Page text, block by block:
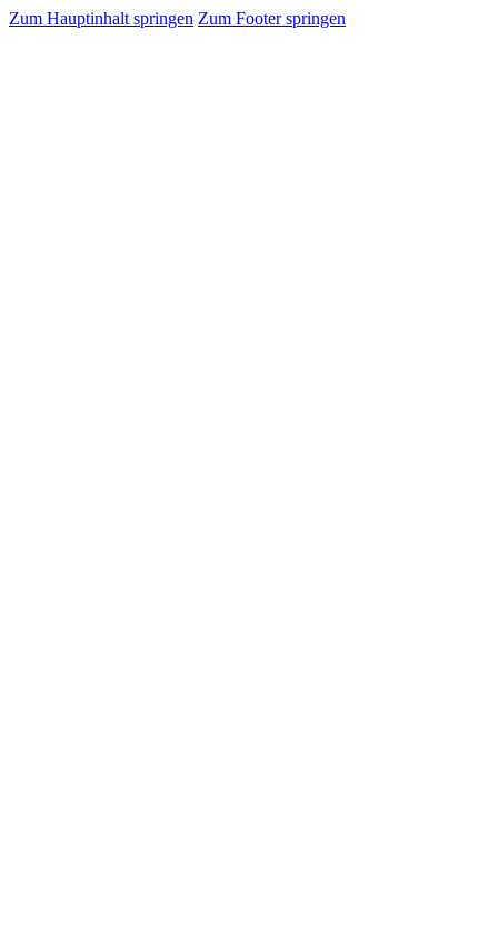
Zum Hauptinhalt springen Zum Footer springen